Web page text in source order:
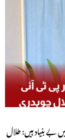
بے بنیاد ہیں: طلال